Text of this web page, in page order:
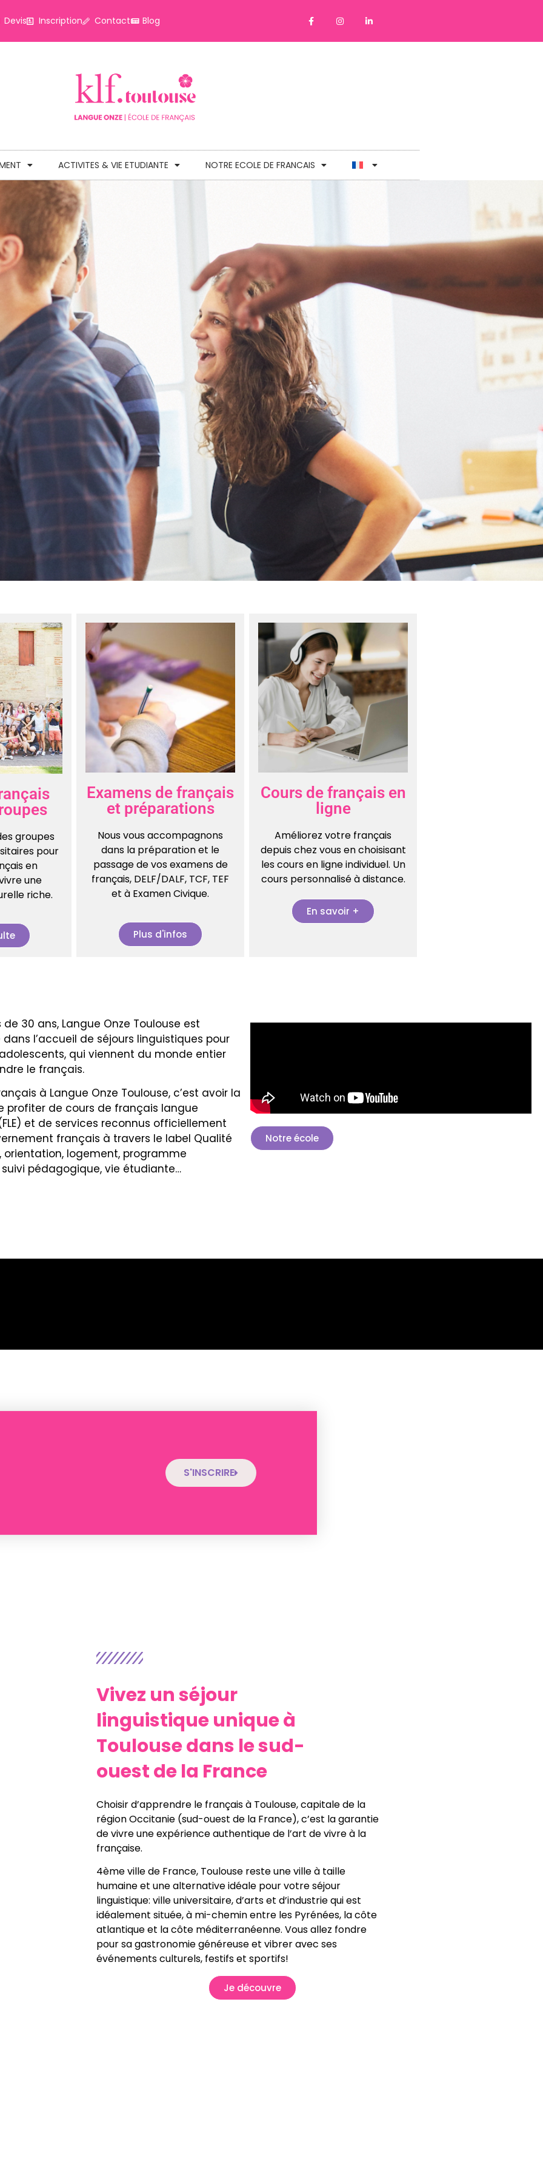
Devis Inscription Contact Blog
ACTIVITES & VIE ETUDIANTE NOTRE ECOLE DE FRANCAIS
en
façon de progresser rapidement et
C’est aussi la garantie de vivre une
groupes
pour
en
une
riche.
Examens de français
et préparations
Nous vous accompagnons
dans la préparation et le
passage de vos examens de
français, DELF/DALF, TCF, TEF
et à Examen Civique.
Plus d'infos
Cours de français en
ligne
Améliorez votre français
depuis chez vous en choisisant
les cours en ligne individuel. Un
cours personnalisé à distance.
En savoir +
de 30 ans, Langue Onze Toulouse est
l’accueil de séjours linguistiques pour
qui viennent du monde entier
le français.
à Langue Onze Toulouse, c’est avoir la
profiter de cours de français langue
et de services reconnus officiellement
français à travers le label Qualité
orientation, logement, programme
suivi pédagogique, vie étudiante…
Notre école
S'INSCRIRE
Vivez un séjour
linguistique unique à
Toulouse dans le sud-
ouest de la France
Choisir d’apprendre le français à Toulouse, capitale de la
région Occitanie (sud-ouest de la France), c’est la garantie
de vivre une expérience authentique de l’art de vivre à la
française.
4èmeville de France, Toulouse reste une ville à taille
humaine et une alternative idéale pour votre séjour
linguistique: ville universitaire, d’arts et d’industrie qui est
idéalement située, à mi-chemin entre les Pyrénées, la côte
atlantique et la côte méditerranéenne. Vous allez fondre
pour sa gastronomie généreuse et vibrer avec ses
événements culturels, festifs et sportifs!
Je découvre